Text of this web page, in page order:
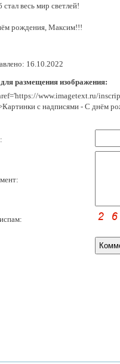
стал весь мир светлей!
рождения, Максим!!!
16.10.2022
размещения изображения:
www.imagetext.ru/
с надписями - С днём